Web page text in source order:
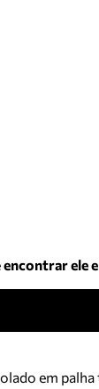
encontrar ele
em